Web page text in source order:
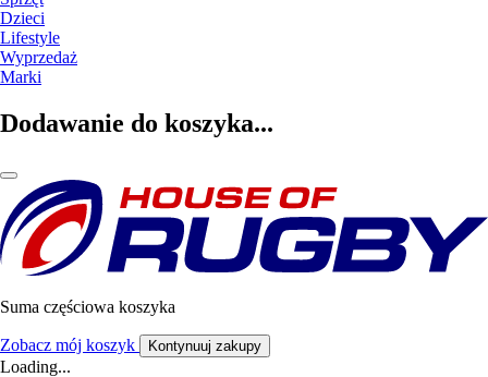
Dzieci
Lifestyle
Wyprzedaż
Marki
Dodawanie do koszyka...
Suma częściowa koszyka
Zobacz mój koszyk Kontynuuj zakupy
Loading...